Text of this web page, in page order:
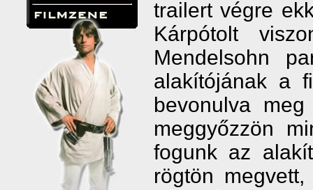
trailert végre
Kárpótolt
Mendelsohn
alakítójának a
bevonulva
meggyőzzön
fogunk az
rögtön